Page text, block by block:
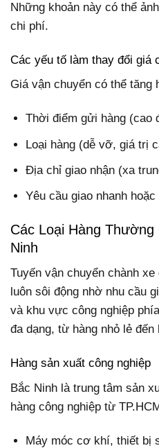
Những khoản này có thể
chi phí.
Các yếu tố làm thay đổi giá
Giá vận chuyển có thể tăng
Thời điểm gửi hàng (cao
Loại hàng (dễ vỡ, giá trị
Địa chỉ giao nhận (xa
Yêu cầu giao nhanh
Các Loại Hàng
Ninh
Tuyến vận chuyển chành
luôn sôi động nhờ nhu cầu
và khu vực công nghiệp
đa dạng, từ hàng nhỏ lẻ
Hàng sản xuất công nghiệp
Bắc Ninh là trung tâm sản
hàng công nghiệp từ
Máy móc cơ khí, thiết bị